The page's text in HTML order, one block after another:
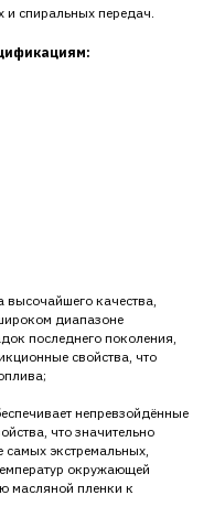
и спиральных передач.
качества,
диапазоне
последнего поколения,
свойства, что
непревзойдённые
что значительно
самых экстремальных,
окружающей
масляной пленки к